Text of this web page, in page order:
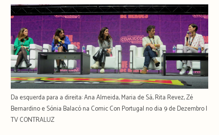
Da esquerda para a direita: Ana Almeida, Maria de Sá, Rita Revez, Zé
Bernardino e Sónia Balacó na Comic Con Portugal no dia 9 de Dezembro |
TV CONTRALUZ